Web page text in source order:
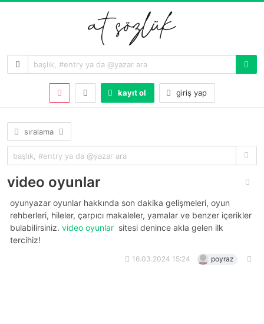
kayıt ol giriş yap
sıralama
video oyunlar
oyunyazar oyunlar hakkında son dakika gelişmeleri, oyun
rehberleri, hileler, çarpıcı makaleler, yamalar ve benzer içerikler
bulabilirsiniz. video oyunlar sitesi denince akla gelen ilk
tercihiz!
16.03.2024 15:24 poyraz